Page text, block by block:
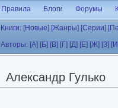
Правила Блоги Форумы
Книги: [Новые] [Жанры] [Серии]
Авторы: [А] [Б] [В] [Г] [Д] [Е] [Ж] [З]
Александр Гулько